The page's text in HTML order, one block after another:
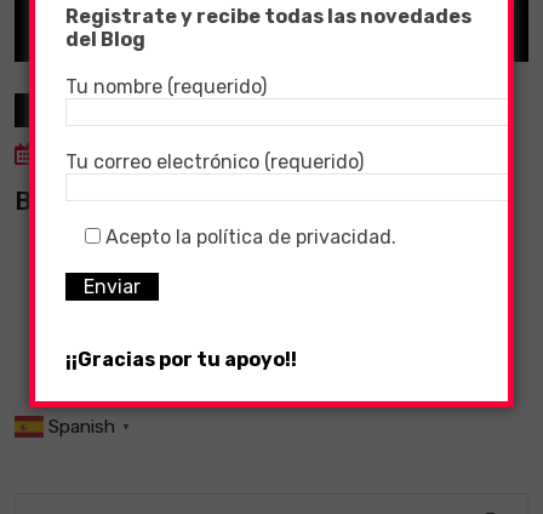
18 March, 2020
BLACK MIRROR
Spanish ▼
Registrate y recibe todas las novedades
del Blog
Tu nombre (requerido)
Tu correo electrónico (requerido)
Acepto la política de privacidad.
¡¡Gracias por tu apoyo!!